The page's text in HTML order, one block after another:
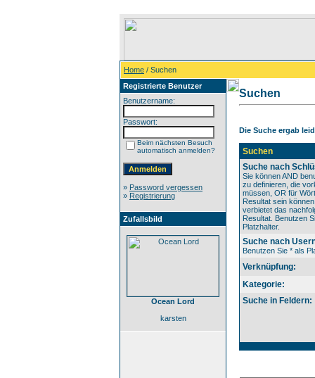
Home / Suchen
Registrierte Benutzer
Benutzername:
Passwort:
Beim nächsten Besuch
automatisch anmelden?
» Password vergessen
» Registrierung
Zufallsbild
Ocean Lord
karsten
Suchen
Die Suche ergab
Suchen
Suche nach
Sie können AND
zu definieren, die
müssen, OR für
Resultat sein
verbietet das
Resultat. Benutzen
Platzhalter.
Suche nach
Benutzen Sie * als
Verknüpfung:
Kategorie:
Suche in Feldern: